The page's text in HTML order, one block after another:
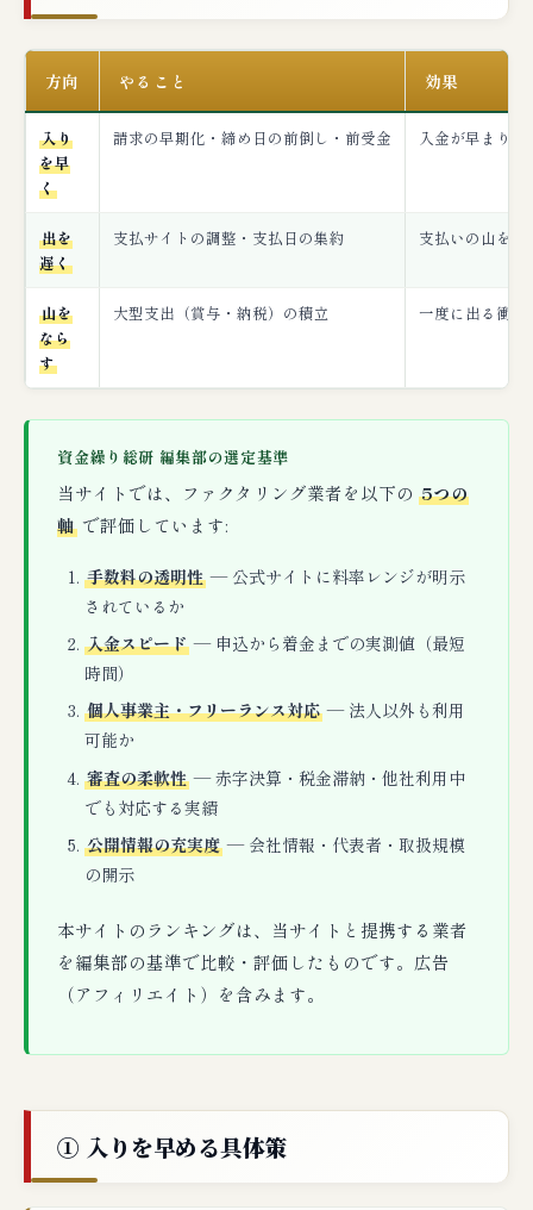
方向 やること 効果
入り
を早
く
請求の早期化・締め日の前倒し・前受金 入金が早まり
出を
遅く
支払サイトの調整・支払日の集約 支払いの山を
山を
なら
す
大型支出（賞与・納税）の積立 一度に出る衝
資金繰り総研 編集部の選定基準
当サイトでは、ファクタリング業者を以下の5つの
軸 で評価しています:
手数料の透明性— 公式サイトに料率レンジが明示
されているか
入金スピード— 申込から着金までの実測値（最短
時間）
個人事業主・フリーランス対応— 法人以外も利用
可能か
審査の柔軟性— 赤字決算・税金滞納・他社利用中
でも対応する実績
公開情報の充実度— 会社情報・代表者・取扱規模
の開示
本サイトのランキングは、当サイトと提携する業者
を編集部の基準で比較・評価したものです。広告
（アフィリエイト）を含みます。
① 入りを早める具体策